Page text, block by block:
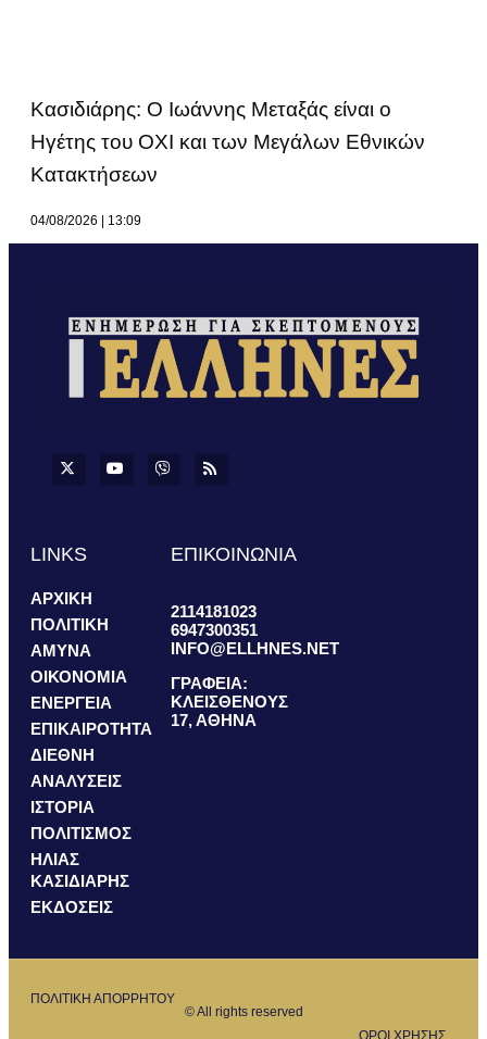
Κασιδιάρης: Ο Ιωάννης Μεταξάς είναι ο
Ηγέτης του ΟΧΙ και των Μεγάλων Εθνικών
Κατακτήσεων
04/08/2026 13:09
LINKS
ΑΡΧΙΚΗ
ΠΟΛΙΤΙΚΗ
ΑΜΥΝΑ
ΟΙΚΟΝΟΜΙΑ
ΕΝΕΡΓΕΙΑ
ΕΠΙΚΑΙΡΟΤΗΤΑ
ΔΙΕΘΝΗ
ΑΝΑΛΥΣΕΙΣ
ΙΣΤΟΡΙΑ
ΠΟΛΙΤΙΣΜΟΣ
ΗΛΙΑΣ
ΚΑΣΙΔΙΑΡΗΣ
ΕΚΔΟΣΕΙΣ
ΕΠΙΚΟΙΝΩΝΙΑ
2114181023
6947300351
INFO@ELLHNES.NET
ΓΡΑΦΕΙΑ:
ΚΛΕΙΣΘΕΝΟΥΣ
17, ΑΘΗΝΑ
ΠΟΛΙΤΙΚΗ ΑΠΟΡΡΗΤΟΥ
© All rights reserved